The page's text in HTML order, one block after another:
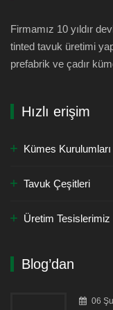
Firmamız 10 yıldır
tinted tavuk üretimi
prefabrik ve çadır
Hızlı erişim
Kümes Kurulumları
Tavuk Çeşitleri
Üretim Tesislerimiz
Blog’dan
06